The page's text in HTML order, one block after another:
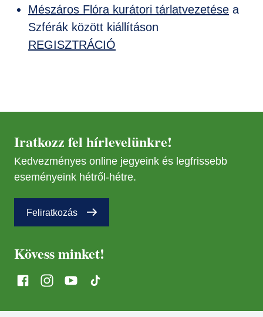
Mészáros Flóra kurátori tárlatvezetése a
Szférák között kiállításon
REGISZTRÁCIÓ
Iratkozz fel hírlevelünkre!
Kedvezményes online jegyeink és legfrissebb
eseményeink hétről-hétre.
Feliratkozás
Kövess minket!